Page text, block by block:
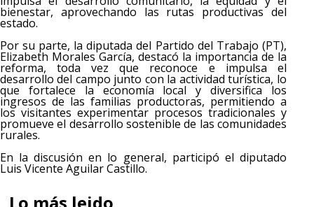
bienestar, aprovechando las rutas productivas del
estado.
Por su parte, la diputada del Partido del Trabajo (PT),
Elizabeth Morales García, destacó la importancia de la
reforma, toda vez que reconoce e impulsa el
desarrollo del campo junto con la actividad turística, lo
que fortalece la economía local y diversifica los
ingresos de las familias productoras, permitiendo a
los visitantes experimentar procesos tradicionales y
promueve el desarrollo sostenible de las comunidades
rurales.
En la discusión en lo general, participó el diputado
Luis Vicente Aguilar Castillo.
Lo más leido